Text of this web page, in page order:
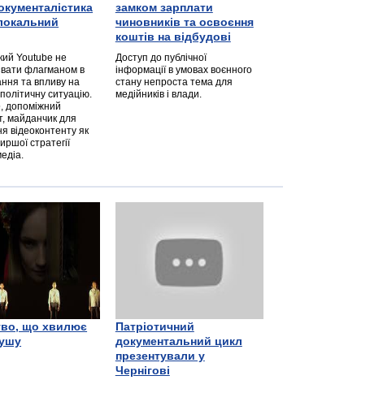
Youtube не
флагманом в
та впливу на
ситуацію.
допоміжний
майданчик для
відеоконтенту як
стратегії
замком зарплати
чиновників та освоєння
коштів на відбудові
Доступ до публічної
інформації в умовах воєнного
стану непроста тема для
медійників і влади.
що хвилює
Патріотичний
документальний цикл
презентували у
Чернігові